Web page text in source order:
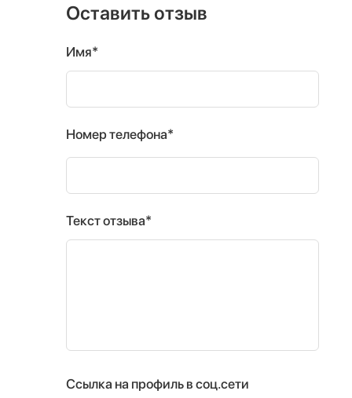
Оставить отзыв
Имя*
Номер телефона*
Текст отзыва*
Ссылка на профиль в соц.сети